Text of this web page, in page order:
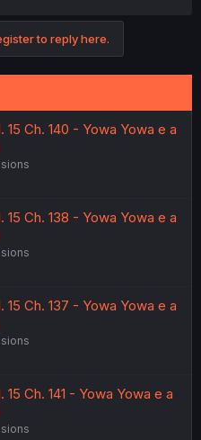
to reply here.
Ch. 140 - Yowa Yowa e a
Ch. 138 - Yowa Yowa e a
Ch. 137 - Yowa Yowa e a
Ch. 141 - Yowa Yowa e a